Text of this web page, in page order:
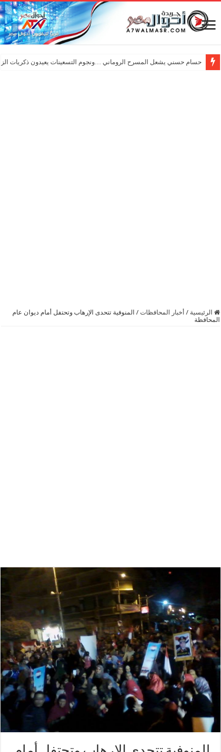
حسام حسني يشعل المسرح الروماني …ونجوم التسعينات يعيدون ذكريات
الرئيسية / أخبار المحافظات / المنوفية تتحدى الإرهاب وتحتفل أمام ديوان عام
المحافظة